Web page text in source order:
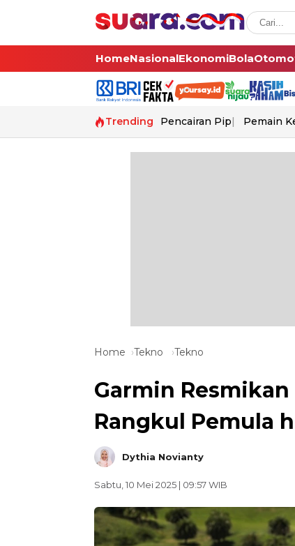
HomeNasionalEkonomiBola
Trending Pencairan Pip Pemain
Home Tekno Tekno
Garmin
Rangkul Pemula
Dythia Novianty
Sabtu, 10 Mei 2025 | 09:57 WIB